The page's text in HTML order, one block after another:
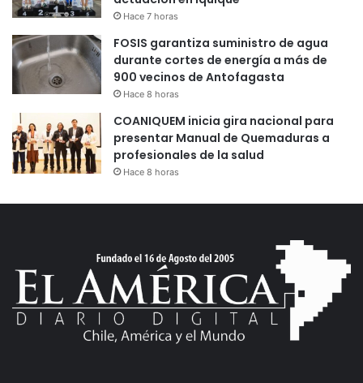
Hace 7 horas
FOSIS garantiza suministro de agua
durante cortes de energía a más de
900 vecinos de Antofagasta
Hace 8 horas
COANIQUEM inicia gira nacional para
presentar Manual de Quemaduras a
profesionales de la salud
Hace 8 horas